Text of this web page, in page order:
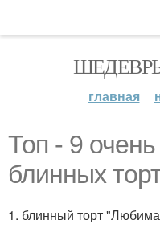
главная
Топ - 9
блинных
1. блинный торт